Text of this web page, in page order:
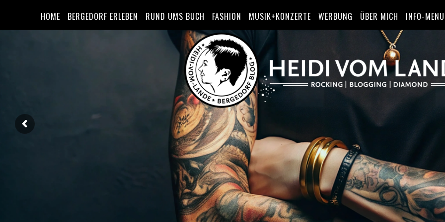
HOME BERGEDORF ERLEBEN RUND UMS BUCH FASHION MUSIK+KONZERTE WERBUNG ÜBER MICH INFO-